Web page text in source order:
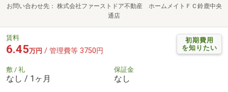
お問い合わせ先
株式会社ファーストドア不動産 ホームメイトＦＣ鈴鹿中央
通店
初期費用
を知りたい
賃料
6.45万円 / 管理費等 3750円
敷 / 礼
なし / 1ヶ月
保証金
なし